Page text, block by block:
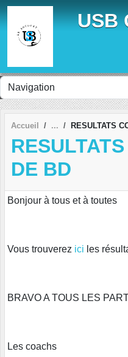
USB
Accueil RESULTATS
DE BD
Bonjour à tous et à toutes
Vous trouverez ici les
BRAVO A TOUS LES
Les coachs
Panneau de gestion des